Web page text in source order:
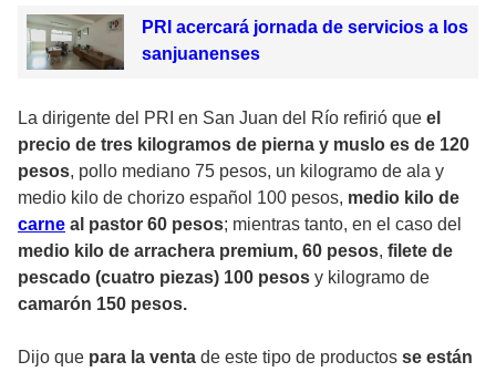
PRI acercará jornada de servicios a los
sanjuanenses
La dirigente del PRI en San Juan del Río refirió que el
precio de tres kilogramos de pierna y muslo es de 120
pesos, pollo mediano 75 pesos, un kilogramo de ala y
medio kilo de chorizo español 100 pesos, medio kilo de
carne al pastor 60 pesos; mientras tanto, en el caso del
medio kilo de arrachera premium, 60 pesos, filete de
pescado (cuatro piezas) 100 pesos y kilogramo de
camarón 150 pesos.
Dijo que para la venta de este tipo de productos se están